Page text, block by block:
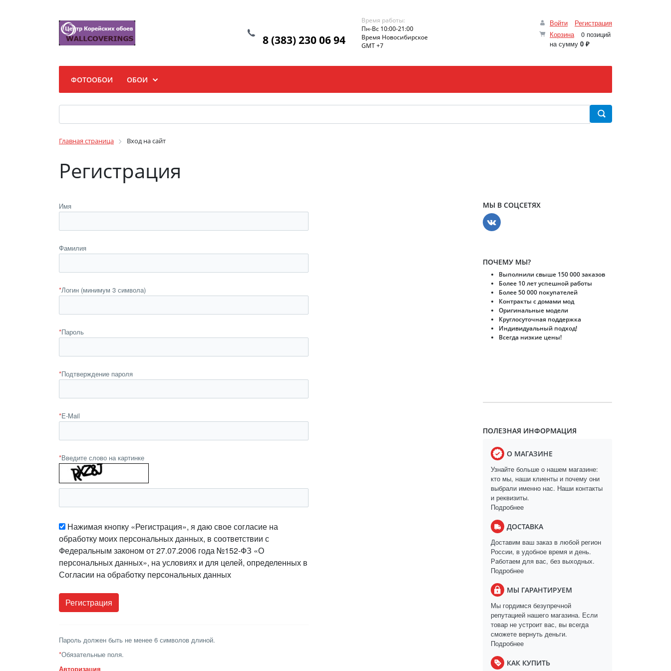
Войти
Регистрация
Корзина
0 позиций
на сумму 0 ₽
8 (383) 230 06 94
Время работы:
Пн-Вс 10:00-21:00
Время Новосибирское
GMT +7
ФОТООБОИ ОБОИ
Главная страница Вход на сайт
Регистрация
Имя
Фамилия
*Логин (минимум 3 символа)
*Пароль
*Подтверждение пароля
*E-Mail
*Введите слово на картинке
Нажимая кнопку «Регистрация», я даю свое согласие на
обработку моих персональных данных, в соответствии с
Федеральным законом от 27.07.2006 года №152-ФЗ «О
персональных данных», на условиях и для целей, определенных в
Согласии на обработку персональных данных
Пароль должен быть не менее 6 символов длиной.
*Обязательные поля.
Авторизация
МЫ В СОЦСЕТЯХ
ПОЧЕМУ МЫ?
Выполнили свыше 150 000 заказов
Более 10 лет успешной работы
Более 50 000 покупателей
Контракты с домами мод
Оригинальные модели
Круглосуточная поддержка
Индивидуальный подход!
Всегда низкие цены!
ПОЛЕЗНАЯ ИНФОРМАЦИЯ
О МАГАЗИНЕ
Узнайте больше о нашем магазине:
кто мы, наши клиенты и почему они
выбрали именно нас. Наши контакты
и реквизиты.
Подробнее
ДОСТАВКА
Доставим ваш заказ в любой регион
России, в удобное время и день.
Работаем для вас, без выходных.
Подробнее
МЫ ГАРАНТИРУЕМ
Мы гордимся безупречной
репутацией нашего магазина. Если
товар не устроит вас, вы всегда
сможете вернуть деньги.
Подробнее
КАК КУПИТЬ